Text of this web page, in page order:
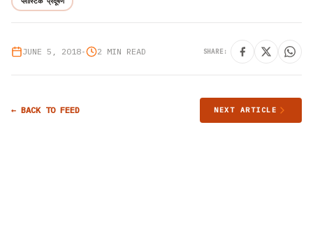
JUNE 5, 2018• 2 MIN READ SHARE:
← BACK TO FEED NEXT ARTICLE